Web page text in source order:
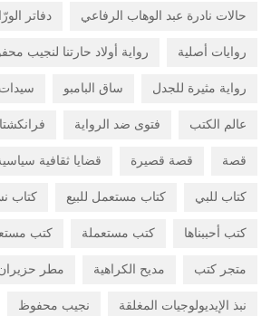
حالات نادرة عبد الوهاب الرفاعي دفاتر
روايات أصلية رواية أولاد حارتنا لنجيب
رواية مثيرة للجدل ساق البامبو سيدات
عالم الكتب فتوى ضد الرواية
قصة قصة قصيرة قضايا ثقافية
كتاب للبي كتاب مستعمل للبيع كتاب
كتب أحببناها كتب مستعملة كتب
متجر كتب مديح الكراهية مطر
نبذ الإيديولوجيات المغلقة نجيب محفوظ